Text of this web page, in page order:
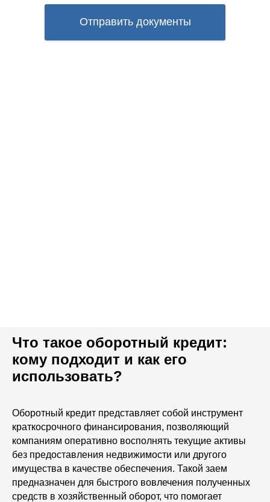
Отправить документы
Что такое оборотный кредит:
кому подходит и как его
использовать?
Оборотный кредит представляет собой инструмент
краткосрочного финансирования, позволяющий
компаниям оперативно восполнять текущие активы
без предоставления недвижимости или другого
имущества в качестве обеспечения. Такой заем
предназначен для быстрого вовлечения полученных
средств в хозяйственный оборот, что помогает
Ответим на ваши вопросы
в мессенджерах. Ежедневно
с 9:00 до 20:00